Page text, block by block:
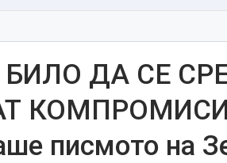
БИЛО ДА СЕ
КОМПРОМИСИ
писмото на